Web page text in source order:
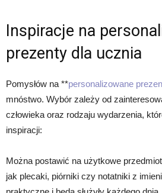
Inspiracje na
prezenty dla ucznia
Pomysłów na **personalizowane
mnóstwo. Wybór zależy od
człowieka oraz rodzaju wydarzenia,
inspiracji:
Można postawić na użytkowe
jak plecaki, piórniki czy notatniki z